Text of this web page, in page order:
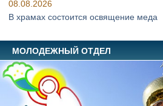
08.08.2026
В храмах состоится освящение меда
МОЛОДЕЖНЫЙ ОТДЕЛ